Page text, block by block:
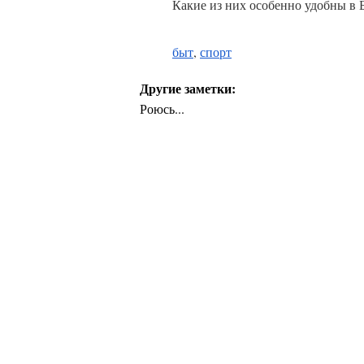
Какие из них особенно удобны в
быт, спорт
Другие заметки:
Роюсь...